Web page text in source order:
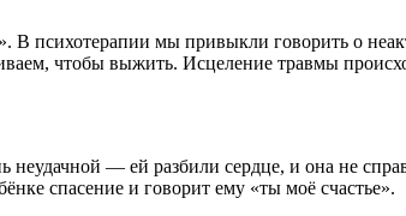
В психотерапии мы привыкли говорить о
чтобы выжить. Исцеление травмы
— ей разбили сердце, и она не
спасение и говорит ему «ты моё счастье».